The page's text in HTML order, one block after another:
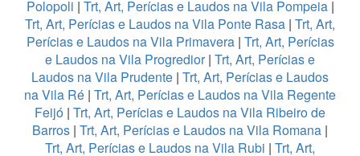
Polopoli | Trt, Art, Perícias e Laudos na Vila Pompeia|
Trt, Art, Perícias e Laudos na Vila Ponte Rasa | Trt, Art,
Perícias e Laudos na Vila Primavera| Trt, Art, Perícias
e Laudos na Vila Progredior| Trt, Art, Perícias e
Laudos na Vila Prudente | Trt, Art, Perícias e Laudos
na Vila Ré | Trt, Art, Perícias e Laudos na Vila Regente
Feijó | Trt, Art, Perícias e Laudos na Vila Ribeiro de
Barros | Trt, Art, Perícias e Laudos na Vila Romana |
Trt, Art, Perícias e Laudos na Vila Rubi | Trt, Art,